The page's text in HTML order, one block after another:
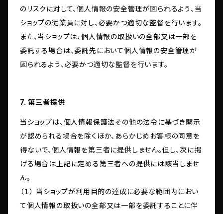
のリスクに対して、個人情報の安全管理が図られるよう、当
ショップの従業員に対し、必要かつ適切な監督を行います。
また、当ショップは、個人情報の取扱いの全部又は一部を
委託する場合は、委託先において個人情報の安全管理が
図られるよう、必要かつ適切な監督を行います。
7. 第三者提供
当ショップは、個人情報保護法その他の法令に基づき開示
が認められる場合を除くほか、あらかじめお客様の同意を
得ないで、個人情報を第三者に提供しません。但し、次に掲
げる場合は上記に定める第三者への提供には該当しませ
ん。
（１） 当ショップが利用目的の達成に必要な範囲内におい
て個人情報の取扱いの全部又は一部を委託することに伴